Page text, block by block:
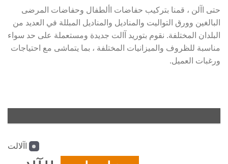
حتى اآلن ، قمنا بتركيب حفاضات األطفال وحفاضات المرضى
البالغين وورق التواليت والمناديل والمناديل المبللة في العديد من
البلدان المختلفة. نقوم بتوريد آالت جديدة ومستعملة على حد سواء
مناسبة للظروف والميزانيات المختلفة ، بما يتماشى مع احتياجات
ورغبات العميل.
اآلالت